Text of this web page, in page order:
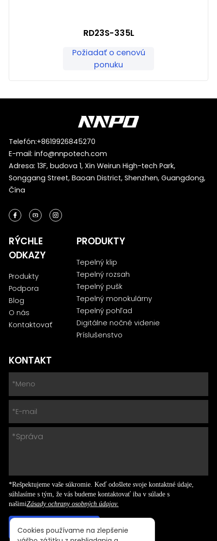
RD23S-335L
Požiadať o cenovú
ponuku
Telefón:+8619926845270
E-mail: info@nnpotech.com
Adresa: 13F, budova 1, Xin Weirun High-tech Park,
Songgang Street, Baoan District, Shenzhen, Guangdong,
Čína
RÝCHLE
ODKAZY
Produkty
Podpora
Blog
O nás
Kontaktovať
PRODUKTY
Tepelný klip
Tepelný rozsah
Tepelný pušk
Tepelný monokulárny
Tepelný pohľad
Digitálne nočné videnie
Príslušenstvo
KONTAKT
*Rešpektujeme vaše súkromie. Keď odošlete svoje kontaktné údaje,
súhlasíme s tým, že vás budeme kontaktovať iba v súlade s
našimiZásady ochrany osobných údajov.
Cookies používame na zlepšenie